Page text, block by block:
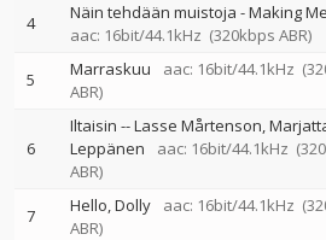
4
Näin tehdään muistoja - Making
aac: 16bit/44.1kHz (320kbps ABR)
5 Marraskuu aac: 16bit/44.1kHz
ABR)
6
Iltaisin --Lasse Mårtenson
Leppänen
aac: 16bit/44.1kHz
ABR)
7 Hello, Dolly aac: 16bit/44.1kHz
ABR)